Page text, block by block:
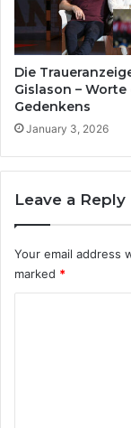
s
t
e
r
i
n
z
H
c
e
i
t
e
i
t
:
W
a
r
l
i
c
Die
Gislason – Worte
Gedenkens
January 3, 2026
Leave a Reply
Your email address
marked *